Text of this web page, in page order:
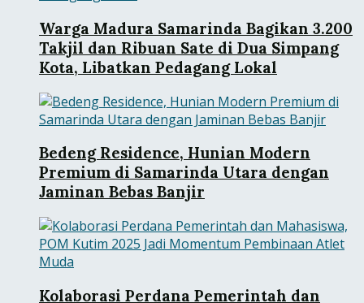
Warga Madura Samarinda Bagikan 3.200
Takjil dan Ribuan Sate di Dua Simpang
Kota, Libatkan Pedagang Lokal
Bedeng Residence, Hunian Modern
Premium di Samarinda Utara dengan
Jaminan Bebas Banjir
Kolaborasi Perdana Pemerintah dan